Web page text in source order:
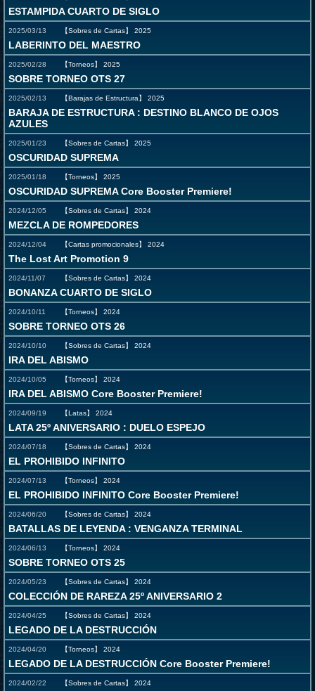
ESTAMPIDA CUARTO DE SIGLO
2025/03/13 【Sobres de Cartas】 2025
LABERINTO DEL MAESTRO
2025/02/28 【Torneos】 2025
SOBRE TORNEO OTS 27
2025/02/13 【Barajas de Estructura】 2025
BARAJA DE ESTRUCTURA : DESTINO BLANCO DE OJOS
AZULES
2025/01/23 【Sobres de Cartas】 2025
OSCURIDAD SUPREMA
2025/01/18 【Torneos】 2025
OSCURIDAD SUPREMA Core Booster Premiere!
2024/12/05 【Sobres de Cartas】 2024
MEZCLA DE ROMPEDORES
2024/12/04 【Cartas promocionales】 2024
The Lost Art Promotion 9
2024/11/07 【Sobres de Cartas】 2024
BONANZA CUARTO DE SIGLO
2024/10/11 【Torneos】 2024
SOBRE TORNEO OTS 26
2024/10/10 【Sobres de Cartas】 2024
IRA DEL ABISMO
2024/10/05 【Torneos】 2024
IRA DEL ABISMO Core Booster Premiere!
2024/09/19 【Latas】 2024
LATA 25º ANIVERSARIO : DUELO ESPEJO
2024/07/18 【Sobres de Cartas】 2024
EL PROHIBIDO INFINITO
2024/07/13 【Torneos】 2024
EL PROHIBIDO INFINITO Core Booster Premiere!
2024/06/20 【Sobres de Cartas】 2024
BATALLAS DE LEYENDA : VENGANZA TERMINAL
2024/06/13 【Torneos】 2024
SOBRE TORNEO OTS 25
2024/05/23 【Sobres de Cartas】 2024
COLECCIÓN DE RAREZA 25º ANIVERSARIO 2
2024/04/25 【Sobres de Cartas】 2024
LEGADO DE LA DESTRUCCIÓN
2024/04/20 【Torneos】 2024
LEGADO DE LA DESTRUCCIÓN Core Booster Premiere!
2024/02/22 【Sobres de Cartas】 2024